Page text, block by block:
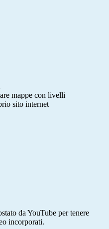
mappe con livelli
sito internet
da YouTube per tenere
incorporati.